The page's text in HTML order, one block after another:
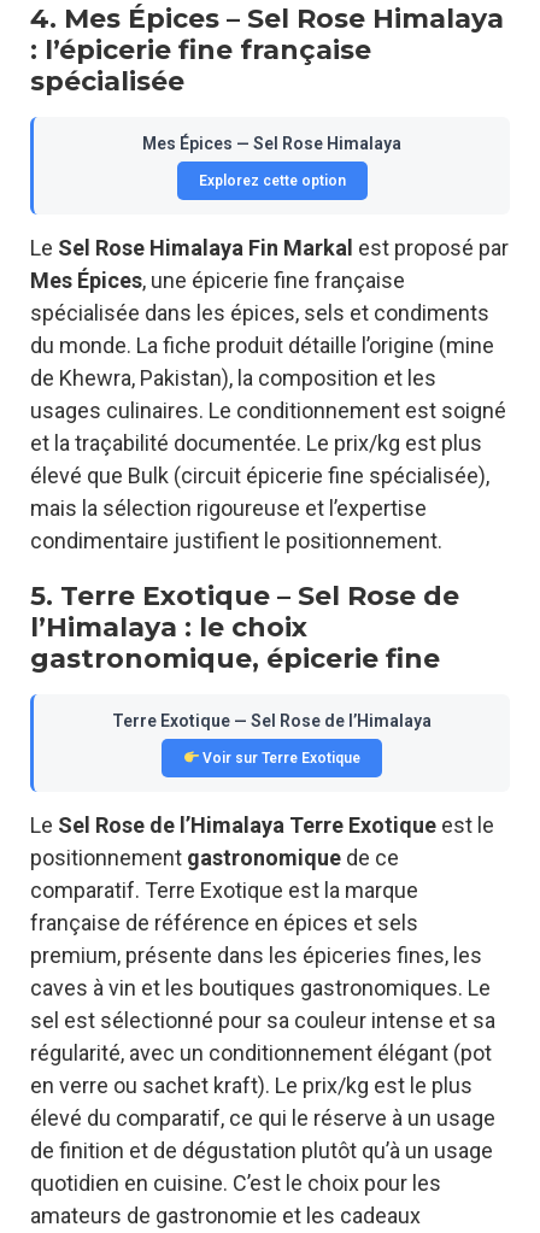
4. Mes Épices – Sel Rose Himalaya
: l’épicerie fine française
spécialisée
Mes Épices — Sel Rose Himalaya
Explorez cette option
Le Sel Rose Himalaya Fin Markal est proposé par
Mes Épices, une épicerie fine française
spécialisée dans les épices, sels et condiments
du monde. La fiche produit détaille l’origine (mine
de Khewra, Pakistan), la composition et les
usages culinaires. Le conditionnement est soigné
et la traçabilité documentée. Le prix/kg est plus
élevé que Bulk (circuit épicerie fine spécialisée),
mais la sélection rigoureuse et l’expertise
condimentaire justifient le positionnement.
5. Terre Exotique – Sel Rose de
l’Himalaya : le choix
gastronomique, épicerie fine
Terre Exotique — Sel Rose de l’Himalaya
Voir sur Terre Exotique
Le Sel Rose de l’Himalaya Terre Exotique est le
positionnement gastronomique de ce
comparatif. Terre Exotique est la marque
française de référence en épices et sels
premium, présente dans les épiceries fines, les
caves à vin et les boutiques gastronomiques. Le
sel est sélectionné pour sa couleur intense et sa
régularité, avec un conditionnement élégant (pot
en verre ou sachet kraft). Le prix/kg est le plus
élevé du comparatif, ce qui le réserve à un usage
de finition et de dégustation plutôt qu’à un usage
quotidien en cuisine. C’est le choix pour les
amateurs de gastronomie et les cadeaux